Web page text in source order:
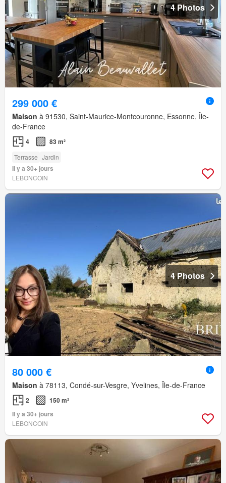
4 Photos
299 000 €
Maison à 91530, Saint-Maurice-Montcouronne, Essonne, Île-
de-France
4 83 m²
Terrasse Jardin
Il y a 30+ jours
LEBONCOIN
4 Photos
80 000 €
Maison à 78113, Condé-sur-Vesgre, Yvelines, Île-de-France
2
150 m²
Il y a 30+ jours
LEBONCOIN